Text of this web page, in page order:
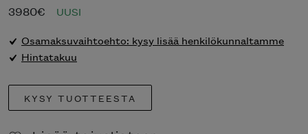
3980€
UUSI
Osamaksuvaihtoehto: kysy lisää henkilökunnaltamme
Hintatakuu
KYSY TUOTTEESTA